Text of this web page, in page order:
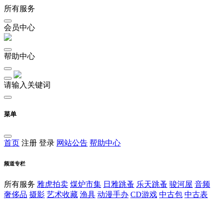
所有服务
会员中心
帮助中心
请输入关键词
菜单
首页 注册 登录 网站公告 帮助中心
频道专栏
所有服务 雅虎拍卖 煤炉市集 日雅跳蚤 乐天跳蚤 骏河屋 音频
奢侈品 摄影 艺术收藏 渔具 动漫手办 CD游戏 中古包 中古表